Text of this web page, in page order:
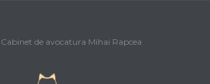
de avocatura Mihai Rapcea